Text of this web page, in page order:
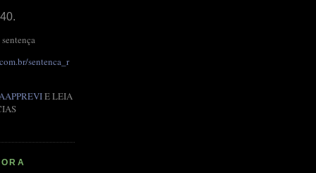
sentenca_r
AAPPREVIE LEIA